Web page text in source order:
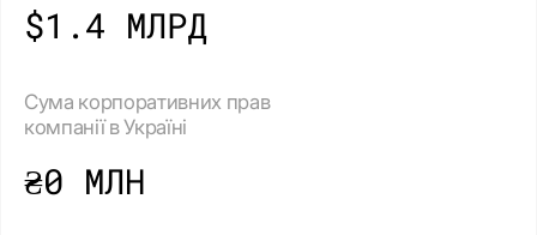
$1.4 МЛРД
Сума корпоративних прав
компанії в Україні
₴0 МЛН